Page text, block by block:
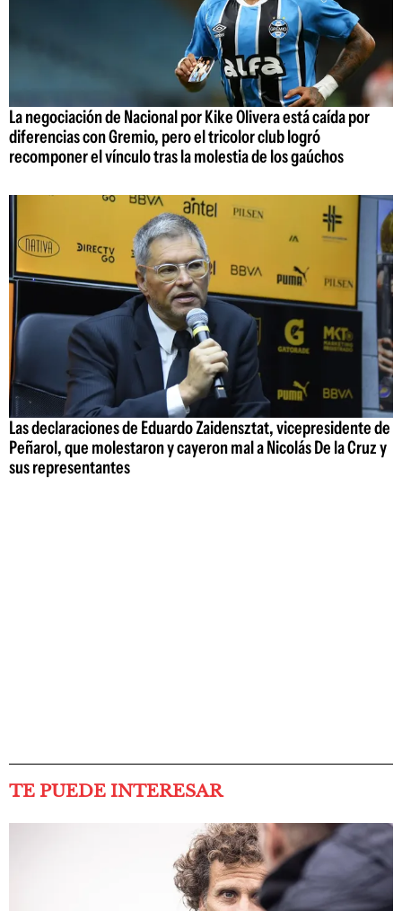
La negociación de Nacional por Kike Olivera está caída por
diferencias con Gremio, pero el tricolor club logró
recomponer el vínculo tras la molestia de los gaúchos
Las declaraciones de Eduardo Zaidensztat, vicepresidente de
Peñarol, que molestaron y cayeron mal a Nicolás De la Cruz y
sus representantes
TE PUEDE INTERESAR